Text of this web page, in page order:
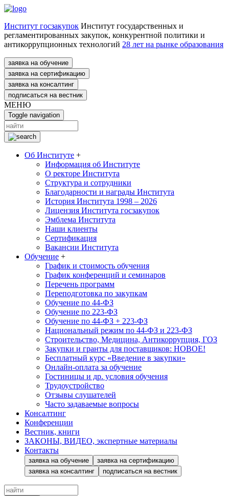
Институт госзакупок Институт государственных и
регламентированных закупок, конкурентной политики и
антикоррупционных технологий 28 лет на рынке образования
заявка на обучение
заявка на сертификацию
заявка на консалтинг
подписаться на вестник
МЕНЮ
Toggle navigation
Об Институте +
Информация об Институте
О ректоре Института
Структура и сотрудники
Благодарности и награды Института
История Института 1998 – 2026
Лицензия Института госзакупок
Эмблема Института
Наши клиенты
Сертификация
Вакансии Института
Обучение +
График и стоимость обучения
График конференций и семинаров
Перечень программ
Переподготовка по закупкам
Обучение по 44-ФЗ
Обучение по 223-ФЗ
Обучение по 44-ФЗ + 223-ФЗ
Национальный режим по 44-ФЗ и 223-ФЗ
Строительство, Медицина, Антикоррупция, ГОЗ
Закупки и гранты для поставщиков: НОВОЕ!
Бесплатный курс «Введение в закупки»
Онлайн-оплата за обучение
Гостиницы и др. условия обучения
Трудоустройство
Отзывы слушателей
Часто задаваемые вопросы
Консалтинг
Конференции
Вестник, книги
ЗАКОНЫ, ВИДЕО, экспертные материалы
Контакты
заявка на обучение
заявка на сертификацию
заявка на консалтинг
подписаться на вестник